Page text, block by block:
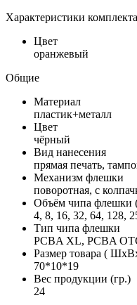
Характеристики
Цвет
оранжевый
Общие
Материал
пластик+металл
Цвет
чёрный
Вид нанесения
прямая печать,
Механизм флешки
поворотная, с
Объём чипа флешки
4, 8, 16, 32, 64, 128,
Тип чипа флешки
PCBA XL, PCBA
Размер товара (
70*10*19
Вес продукции (гр.)
24